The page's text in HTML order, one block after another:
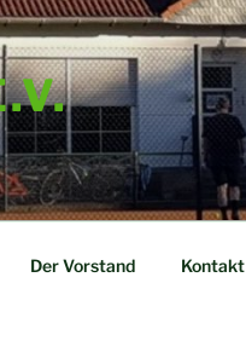
Der Vorstand Kontakt